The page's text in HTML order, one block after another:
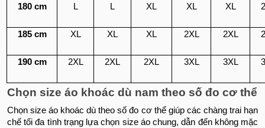
180 cm L L XL XL XL
185 cm XL XL XL 2XL 2XL
190 cm 2XL 2XL 2XL 3XL 3XL
Chọn size áo khoác dù nam theo số đo cơ thể
Chọn size áo khoác dù theo số đo cơ thể giúp các chàng trai hạn
chế tối đa tình trạng lựa chọn size áo chung, dẫn đến không mặc